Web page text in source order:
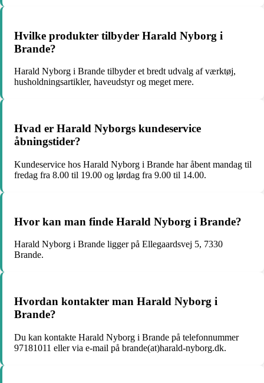
Hvilke produkter tilbyder Harald Nyborg i
Brande?
Harald Nyborg i Brande tilbyder et bredt udvalg af værktøj,
husholdningsartikler, haveudstyr og meget mere.
Hvad er Harald Nyborgs kundeservice
åbningstider?
Kundeservice hos Harald Nyborg i Brande har åbent mandag til
fredag fra 8.00 til 19.00 og lørdag fra 9.00 til 14.00.
Hvor kan man finde Harald Nyborg i Brande?
Harald Nyborg i Brande ligger på Ellegaardsvej 5, 7330
Brande.
Hvordan kontakter man Harald Nyborg i
Brande?
Du kan kontakte Harald Nyborg i Brande på telefonnummer
97181011 eller via e-mail på brande(at)harald-nyborg.dk.